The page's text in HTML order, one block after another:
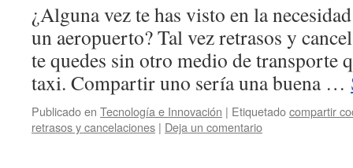
¿Alguna vez te has visto en la
un aeropuerto? Tal vez retrasos y
te quedes sin otro medio de transporte
taxi. Compartir uno sería una buena …
Publicado en Tecnología e Innovación | Etiquetadocompartir
retrasos y cancelaciones | Deja un comentario